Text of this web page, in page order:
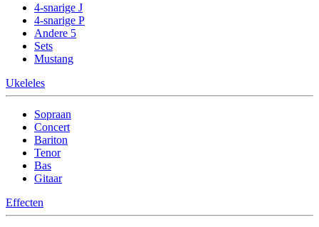
4-snarige J
4-snarige P
Andere 5
Sets
Mustang
Ukeleles
Sopraan
Concert
Bariton
Tenor
Bas
Gitaar
Effecten